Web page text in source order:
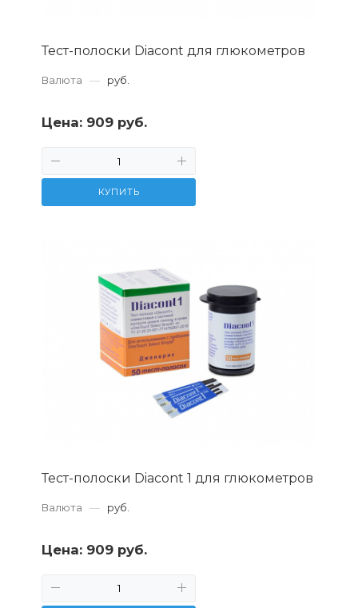
Тест-полоски Diacont для глюкометров
Валюта — руб.
Цена: 909 руб.
КУПИТЬ
Тест-полоски Diacont 1 для глюкометров
Валюта — руб.
Цена: 909 руб.